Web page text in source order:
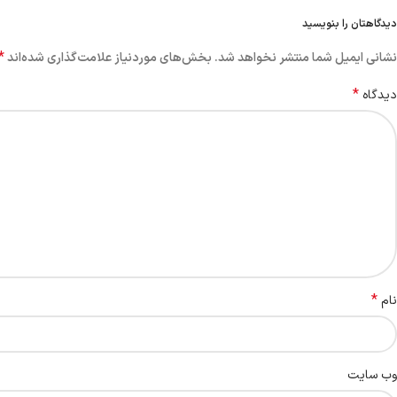
دیدگاهتان را بنویسید
نشانی ایمیل شما منتشر نخواهد شد. بخش‌های موردنیاز علامت‌گذاری شده‌اند
دیدگاه *
نام*
وب‌ سایت